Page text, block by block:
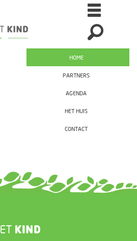
HOME
PARTNERS
AGENDA
HET HUIS
CONTACT